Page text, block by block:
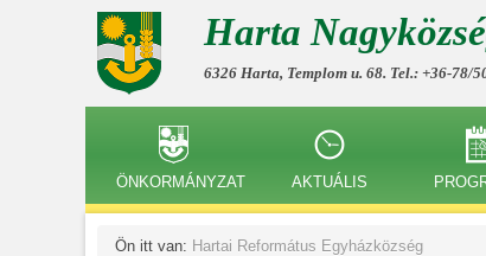
Harta
6326 Harta, Templom u. 68. Tel.: +36-78/
ÖNKORMÁNYZAT AKTUÁLIS
Ön itt van: Hartai Református Egyházközség